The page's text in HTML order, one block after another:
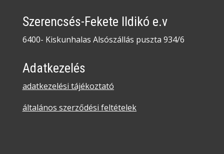
Szerencsés-Fekete Ildikó e.v
6400- Kiskunhalas Alsószállás puszta 934/6
Adatkezelés
adatkezelési tájékoztató
általános szerződési feltételek